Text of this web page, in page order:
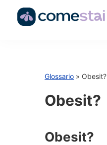
Glossario » Obesit?
Obesit?
Obesit?